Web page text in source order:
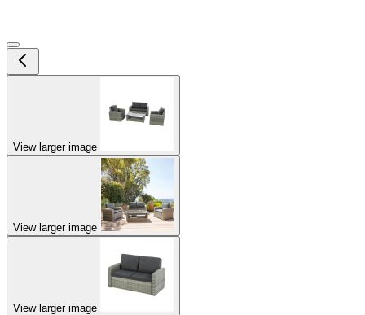
View larger image
View larger image
View larger image